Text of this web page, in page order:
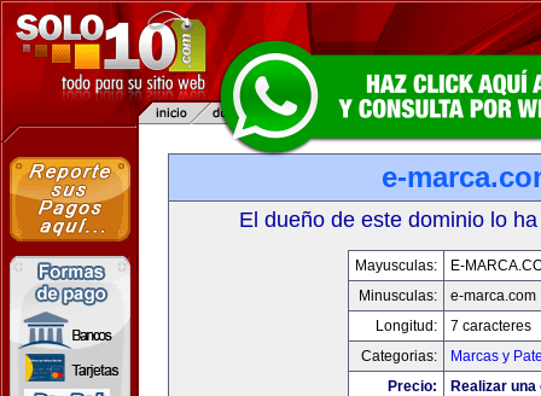
e-
El dueño de este dominio lo
Mayusculas:
E-
Minusculas:
e-marca.com
Longitud:
7 caracteres
Categorias:
Marcas y
Precio:
Realizar